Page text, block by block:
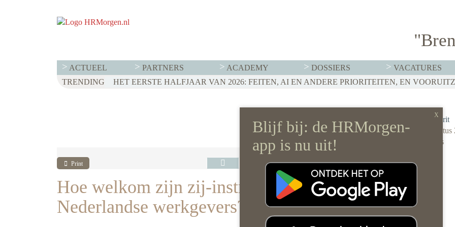
ACTUEEL PARTNERS ACADEMY DOSSIERS VACATURES
TRENDING WET LOONTRANSPARANTIE: DIT MOET HR NU AL REGELEN
HET EERSTE HALFJAAR VAN 2026: FEITEN, AI EN ANDERE PRIORITEITEN, EN
VOOR EEN SUCCESVOL RESERVISTENBELEID HOEF JE JE ORGANISATIE NIET OP Z’N
Saskia Grit
20
0 reacties
Print
Hoe welkom zijn zij-instromers bij
Nederlandse werkgevers?